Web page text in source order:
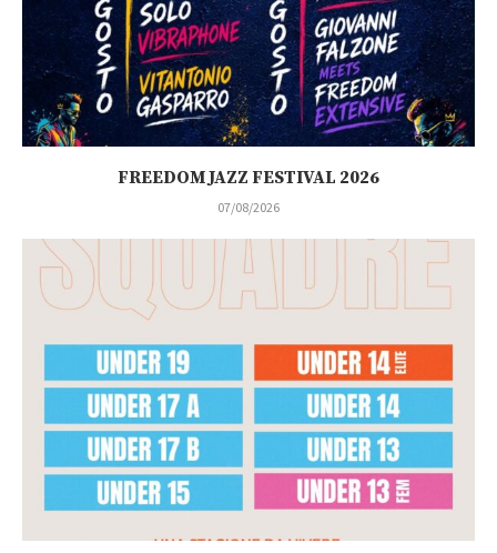
FREEDOM JAZZ FESTIVAL 2026
07/08/2026